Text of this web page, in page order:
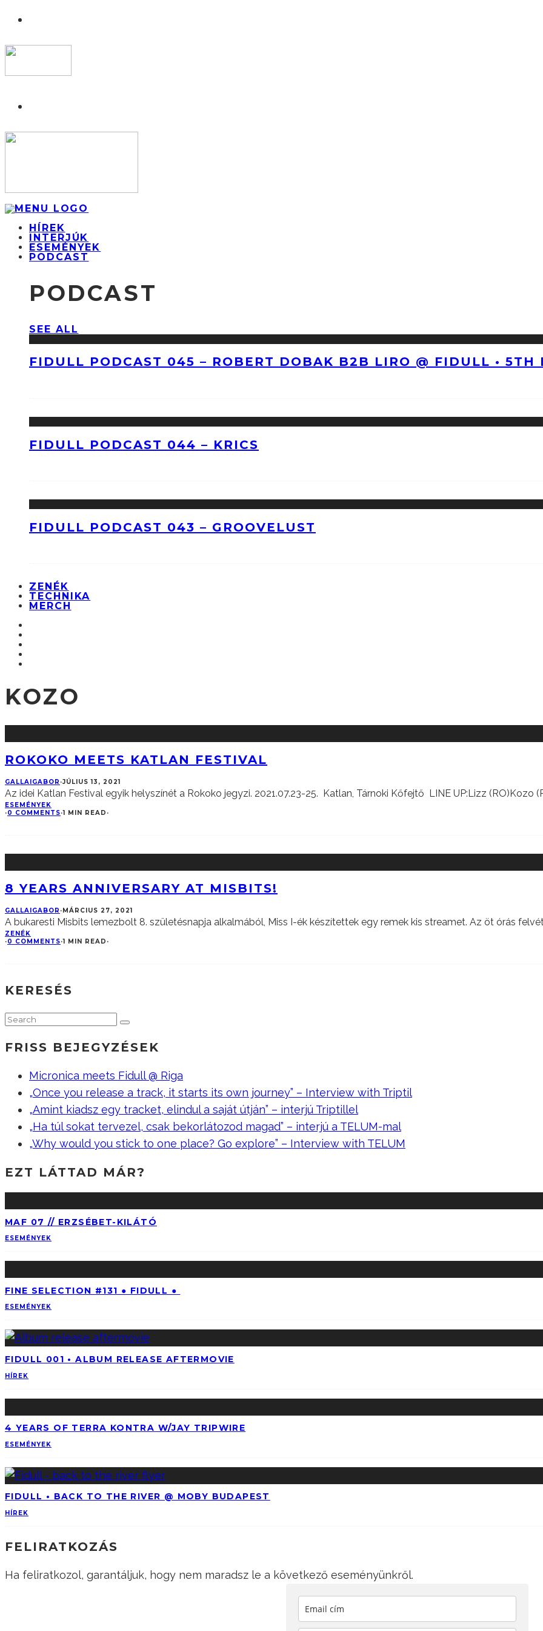
HÍREK
INTERJÚK
ESEMÉNYEK
PODCAST
PODCAST
SEE ALL
FIDULL PODCAST 045 – ROBERT DOBAK B2B LIRO @ FIDULL • 5TH
FIDULL PODCAST 044 – KRICS
FIDULL PODCAST 043 – GROOVELUST
ZENÉK
TECHNIKA
MERCH
KOZO
ROKOKO MEETS KATLAN FESTIVAL
GALLAIGABOR ·JÚLIUS 13, 2021
Az idei Katlan Festival egyik helyszínét a Rokoko jegyzi. 2021.07.23-25. Katlan, Tárnoki Kőfejtő LINE UP:Lizz (RO)Kozo
ESEMÉNYEK
·0 COMMENTS·1 MIN READ ·
8 YEARS ANNIVERSARY AT MISBITS!
GALLAIGABOR ·MÁRCIUS 27, 2021
A bukaresti Misbits lemezbolt 8. születésnapja alkalmából, Miss I-ék készítettek egy remek kis streamet. Az öt órás
ZENÉK
·0 COMMENTS·1 MIN READ ·
KERESÉS
FRISS BEJEGYZÉSEK
Micronica meets Fidull @ Riga
„Once you release a track, it starts its own journey” – Interview with Triptil
„Amint kiadsz egy tracket, elindul a saját útján” – interjú Triptillel
„Ha túl sokat tervezel, csak bekorlátozod magad” – interjú a TELUM-mal
„Why would you stick to one place? Go explore” – Interview with TELUM
EZT LÁTTAD MÁR?
MAF 07 // ERZSÉBET-KILÁTÓ
ESEMÉNYEK
FINE SELECTION #131 ● FIDULL ●
ESEMÉNYEK
FIDULL 001 • ALBUM RELEASE AFTERMOVIE
HÍREK
4 YEARS OF TERRA KONTRA W/JAY TRIPWIRE
ESEMÉNYEK
FIDULL • BACK TO THE RIVER @ MOBY BUDAPEST
HÍREK
FELIRATKOZÁS
Ha feliratkozol, garantáljuk, hogy nem maradsz le a következő eseményünkről.